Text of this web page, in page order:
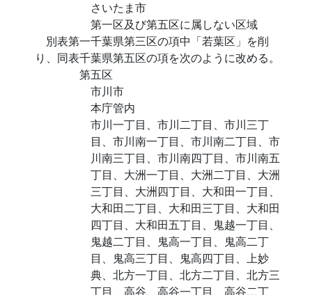
さいたま市
第一区及び第五区に属しない区域
別表第一千葉県第三区の項中「若葉区」を削
り、同表千葉県第五区の項を次のように改める。
第五区
市川市
本庁管内
市川一丁目、市川二丁目、市川三丁
目、市川南一丁目、市川南二丁目、市
川南三丁目、市川南四丁目、市川南五
丁目、大洲一丁目、大洲二丁目、大洲
三丁目、大洲四丁目、大和田一丁目、
大和田二丁目、大和田三丁目、大和田
四丁目、大和田五丁目、鬼越一丁目、
鬼越二丁目、鬼高一丁目、鬼高二丁
目、鬼高三丁目、鬼高四丁目、上妙
典、北方一丁目、北方二丁目、北方三
丁目、高谷、高谷一丁目、高谷二丁